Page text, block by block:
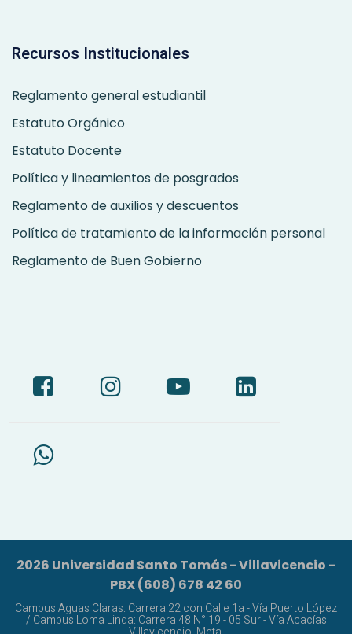
Recursos Institucionales
Reglamento general estudiantil
Estatuto Orgánico
Estatuto Docente
Política y lineamientos de posgrados
Reglamento de auxilios y descuentos
Política de tratamiento de la información personal
Reglamento de Buen Gobierno
2026 Universidad Santo Tomás - Villavicencio -
PBX (608) 678 42 60
Campus Aguas Claras: Carrera 22 con Calle 1a - Vía Puerto López
/ Campus Loma Linda: Carrera 48 N° 19 - 05 Sur - Vía Acacías